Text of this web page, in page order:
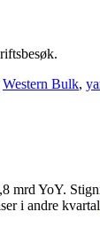
Western Bulk,
YoY.
i andre